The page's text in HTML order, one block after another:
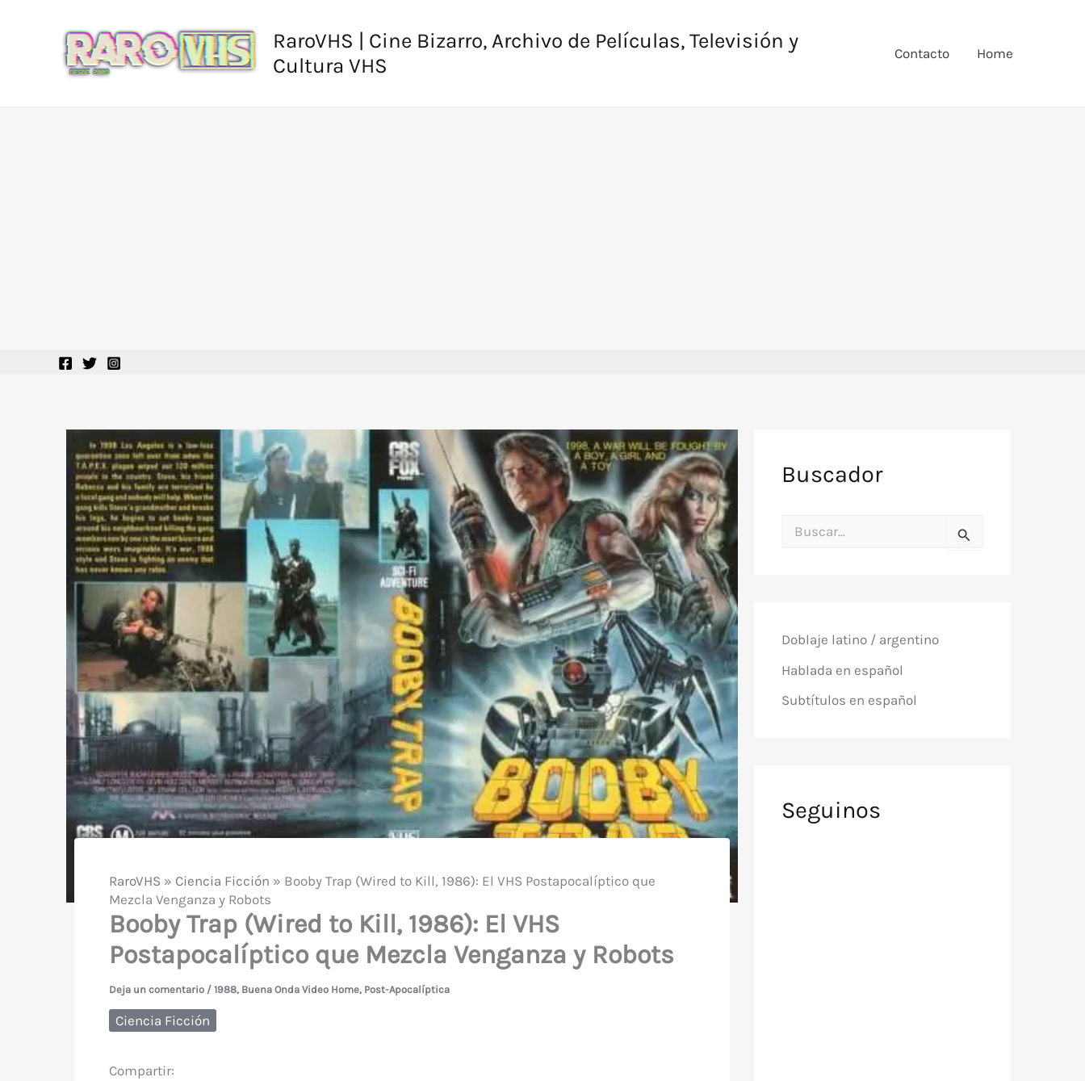
RaroVHS | Cine Bizarro, Archivo de Películas, Televisión y
Cultura VHS
Contacto Home
RaroVHS » Ciencia Ficción » Booby Trap (Wired to Kill, 1986): El VHS Postapocalíptico que
Mezcla Venganza y Robots
Booby Trap (Wired to Kill, 1986): El VHS
Postapocalíptico que Mezcla Venganza y Robots
Deja un comentario / 1988, Buena Onda Video Home, Post-Apocalíptica
Ciencia Ficción
Compartir:
Buscador
o
:
Doblaje latino / argentino
Hablada en español
Subtítulos en español
Seguinos